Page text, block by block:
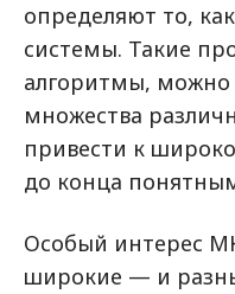
определяют то,
системы. Такие
алгоритмы,
множества
привести к
до конца
Особый интерес
широкие — и